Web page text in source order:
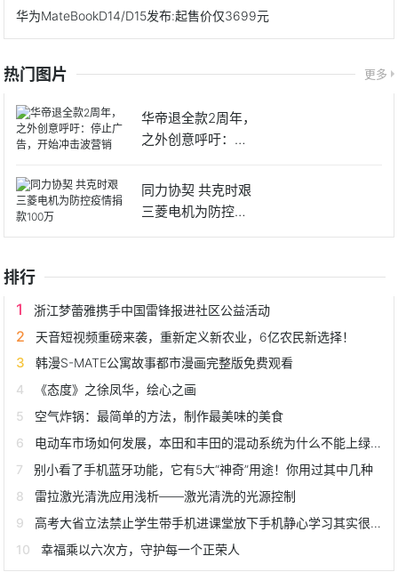
华为MateBookD14/D15发布:起售价仅3699元
热门图片 更多
华帝退全款2周年，
之外创意呼吁：停
同力协契 共克时艰
三菱电机为防控疫
情捐
排行
浙江梦蕾雅携手中国雷锋报进社区公益活动
天音短视频重磅来袭，重新定义新农业，6亿农民新选择！
韩漫S-MATE公寓故事都市漫画完整版免费观看
《态度》之徐凤华，绘心之画
空气炸锅：最简单的方法，制作最美味的美食
电动车市场如何发展，本田和丰田的混动系统为什么不能上绿牌？
别小看了手机蓝牙功能，它有5大“神奇”用途！你用过其中几种
雷拉激光清洗应用浅析——激光清洗的光源控制
高考大省立法禁止学生带手机进课堂放下手机静心学习其实很简单！
幸福乘以六次方，守护每一个正荣人